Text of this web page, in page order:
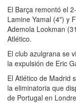
El Barça remontó el
Lamine Yamal (4") y
Ademola Lookman
Atlético.
El club azulgrana se
la expulsión de Eric
El Atlético de Madrid
la eliminatoria que
de Portugal en